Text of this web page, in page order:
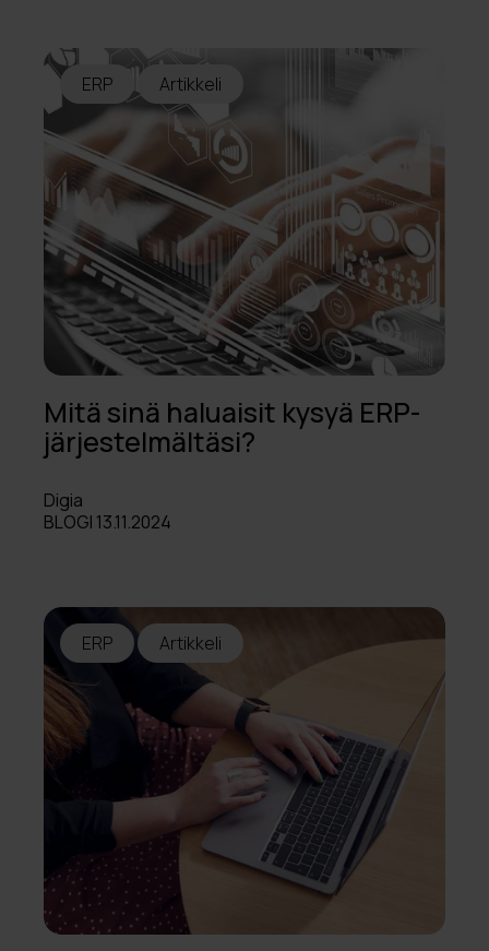
ERP Artikkeli
Mitä sinä haluaisit kysyä ERP-
järjestelmältäsi?
Digia
BLOGI 13.11.2024
ERP Artikkeli